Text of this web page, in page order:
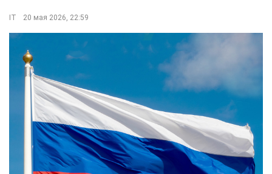
IT 20 мая 2026, 22:59